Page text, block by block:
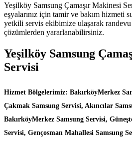
Yeşilköy Samsung Çamaşır Makinesi
eşyalarınız için tamir ve bakım hizmeti
yetkili servis ekibimize ulaşarak randevu
çözümlerden yararlanabilirsiniz.
Yeşilköy Samsung
Servisi
Hizmet Bölgelerimiz: BakırköyMerkez
Çakmak Samsung Servisi, Akıncılar
BakırköyMerkez Samsung Servisi,
Servisi, Gençosman Mahallesi Samsung